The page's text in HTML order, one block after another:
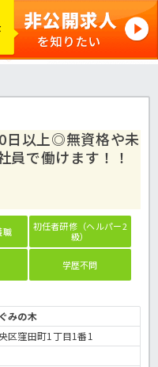
日以上◎無資格や未
員で働けます！！
職
初任者研修（ヘルパー2
級）
学歴不問
みの木
区窪田町1丁目1番1